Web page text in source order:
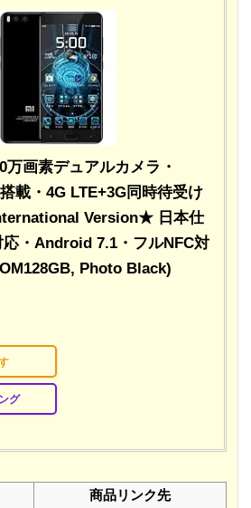
画素デュアルカメラ・
載・4G LTE+3G同時待受け
Version★ 日本仕
・Android 7.1・フルNFC対
Photo Black)
グ
商品リンク先